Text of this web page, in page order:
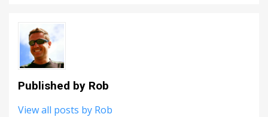
Published by Rob
View all posts by Rob